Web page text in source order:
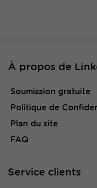
À propos de
Soumission gratuite
Politique de
Plan du site
FAQ
Service clients